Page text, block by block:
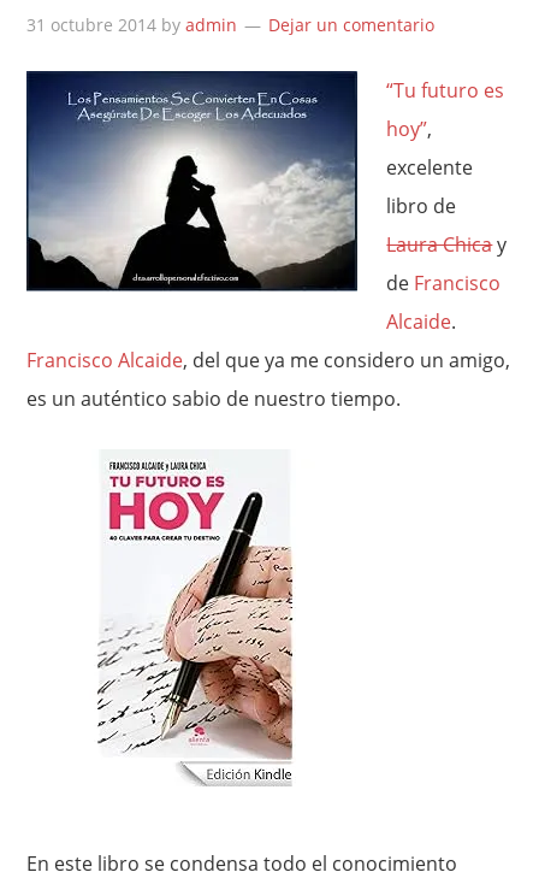
31 octubre 2014 byadmin Dejar un comentario
“Tu futuro es
hoy”,
excelente
libro de
Laura Chicay
de Francisco
Alcaide.
Francisco Alcaide, del que ya me considero un amigo,
es un auténtico sabio de nuestro tiempo.
En este libro se condensa todo el conocimiento